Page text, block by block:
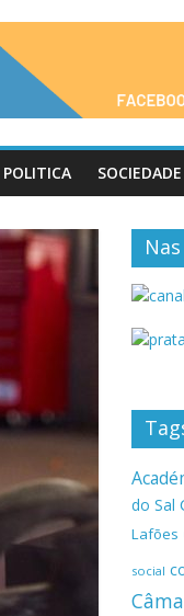
POLITICA SOCIEDADE
do Sal
Lafões
social